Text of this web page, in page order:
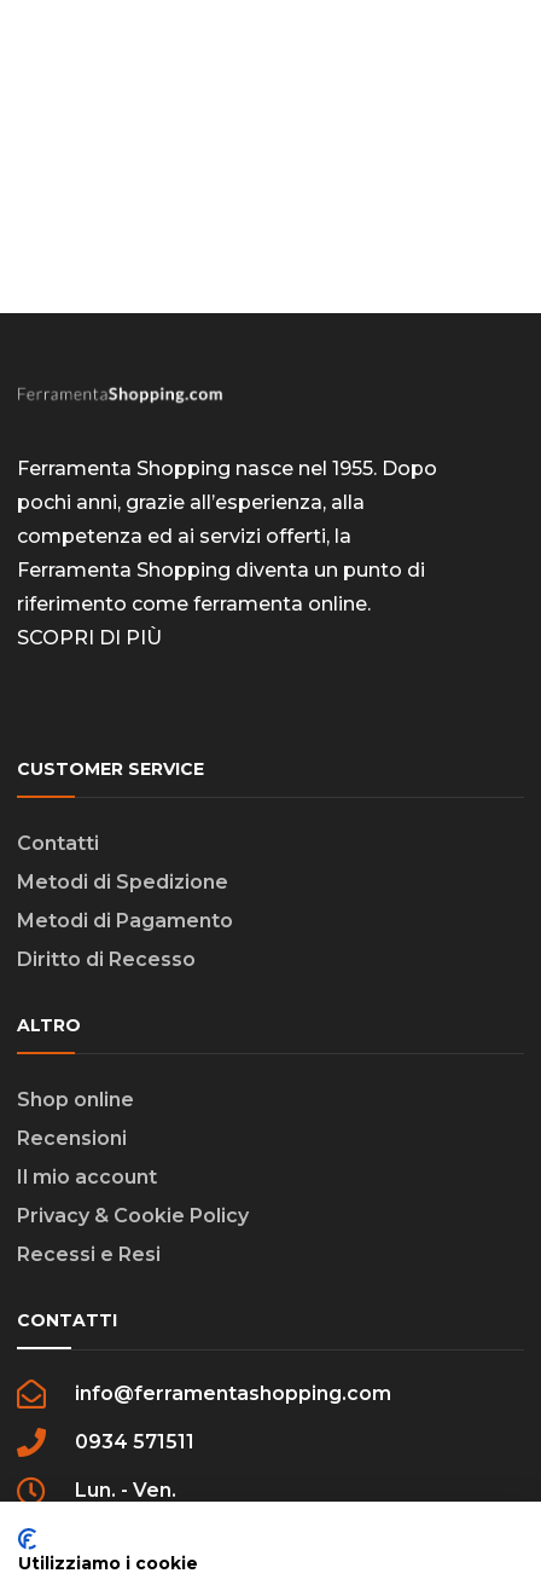
Ferramenta Shopping nasce nel 1955. Dopo
pochi anni, grazie all’esperienza, alla
competenza ed ai servizi offerti, la
Ferramenta Shopping diventa un punto di
riferimento come ferramenta online.
SCOPRI DI PIÙ
CUSTOMER SERVICE
Contatti
Metodi di Spedizione
Metodi di Pagamento
Diritto di Recesso
ALTRO
Shop online
Recensioni
Il mio account
Privacy & Cookie Policy
Recessi e Resi
CONTATTI
info@ferramentashopping.com
0934 571511
Lun. - Ven.
Utilizziamo i cookie